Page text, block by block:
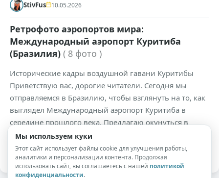
StivFus 10.05.2026
Ретрофото аэропортов мира:
Международный аэропорт Куритиба
(Бразилия) ( 8 фото )
Исторические кадры воздушной гавани Куритибы
Приветствую вас, дорогие читатели. Сегодня мы
отправляемся в Бразилию, чтобы взглянуть на то, как
выглядел Международный аэропорт Куритиба в
середине прошлого века. Предлагаю окунуться в
атмосферу ретро-авиации и оценить архитектуру тех
лет. Хорошего вам настроения и приятных выходных.
Мы используем куки
Этот сайт использует файлы cookie для улучшения работы,
аналитики и персонализации контента. Продолжая
использовать сайт, вы соглашаетесь с нашей политикой
конфиденциальности.